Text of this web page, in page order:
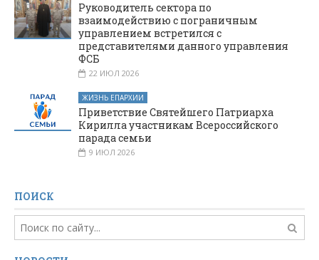
Руководитель сектора по
взаимодействию с пограничным
управлением встретился с
представителями данного управления
ФСБ
22 ИЮЛ 2026
ЖИЗНЬ ЕПАРХИИ
Приветствие Святейшего Патриарха
Кирилла участникам Всероссийского
парада семьи
9 ИЮЛ 2026
ПОИСК